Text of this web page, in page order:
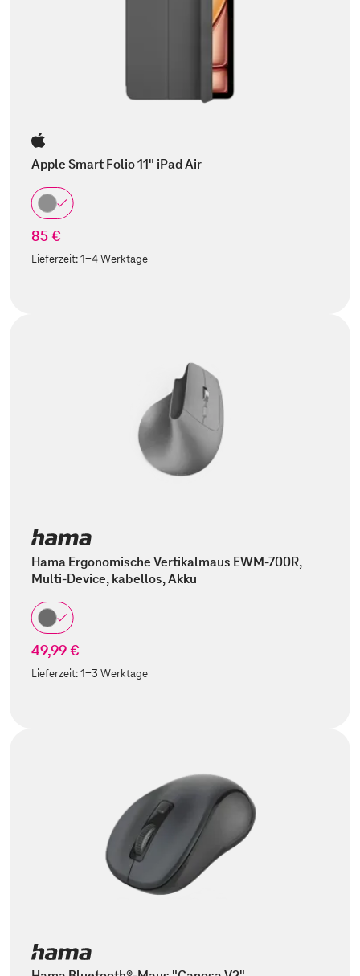
Apple Smart Folio 11" iPad Air
85 €
Lieferzeit:1-4 Werktage
Hama Ergonomische Vertikalmaus EWM-700R,
Multi-Device, kabellos, Akku
49,99 €
Lieferzeit:1-3 Werktage